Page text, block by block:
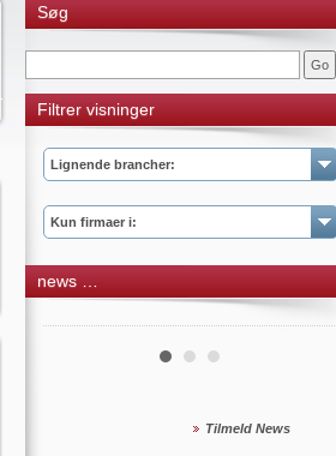
Søg
Filtrer visninger
Lignende brancher:
Kun firmaer i:
news …
Tilmeld News